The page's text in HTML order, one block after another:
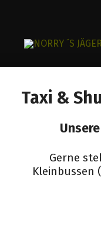
Taxi &
Gerne
Kleinbussen